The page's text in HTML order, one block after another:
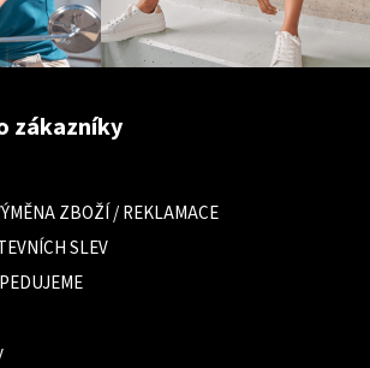
zákazníky
ZBOŽÍ / REKLAMACE
SLEV